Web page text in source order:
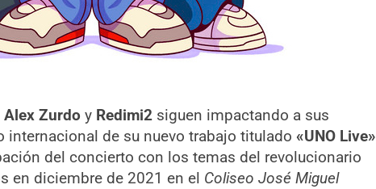
Alex Zurdo y Redimi2siguen impactando a sus
internacional de su nuevo trabajo titulado «UNO Live»
del concierto con los temas del revolucionario
en diciembre de 2021 en el Coliseo José Miguel